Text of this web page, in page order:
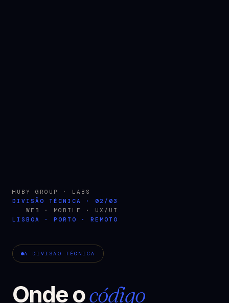
HUBY GROUP · LABS
DIVISÃO TÉCNICA · 02/03
WEB · MOBILE · UX/UI
LISBOA · PORTO · REMOTO
A DIVISÃO TÉCNICA
Onde ocódigo